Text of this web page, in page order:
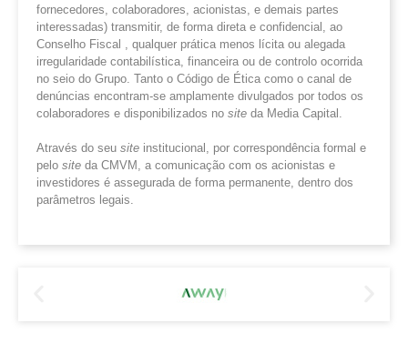
fornecedores, colaboradores, acionistas, e demais partes
interessadas) transmitir, de forma direta e confidencial, ao
Conselho Fiscal , qualquer prática menos lícita ou alegada
irregularidade contabilística, financeira ou de controlo ocorrida
no seio do Grupo. Tanto o Código de Ética como o canal de
denúncias encontram-se amplamente divulgados por todos os
colaboradores e disponibilizados no site da Media Capital.
Através do seu site institucional, por correspondência formal e
pelo site da CMVM, a comunicação com os acionistas e
investidores é assegurada de forma permanente, dentro dos
parâmetros legais.